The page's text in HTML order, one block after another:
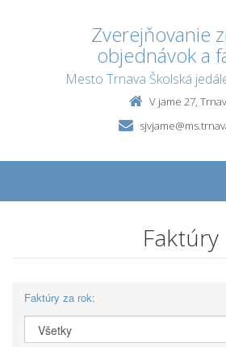
Zverejňovanie
objednávok a
Mesto Trnava Školská
V jame 27,
Faktúry
Faktúry za rok: